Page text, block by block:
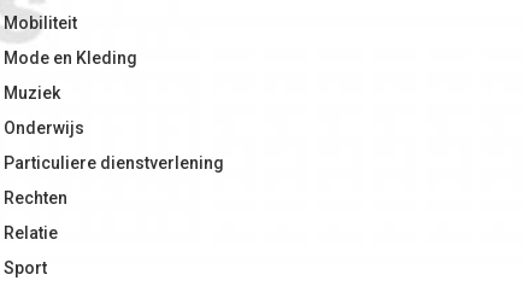
Mobiliteit
Mode en Kleding
Muziek
Onderwijs
Particuliere dienstverlening
Rechten
Relatie
Sport